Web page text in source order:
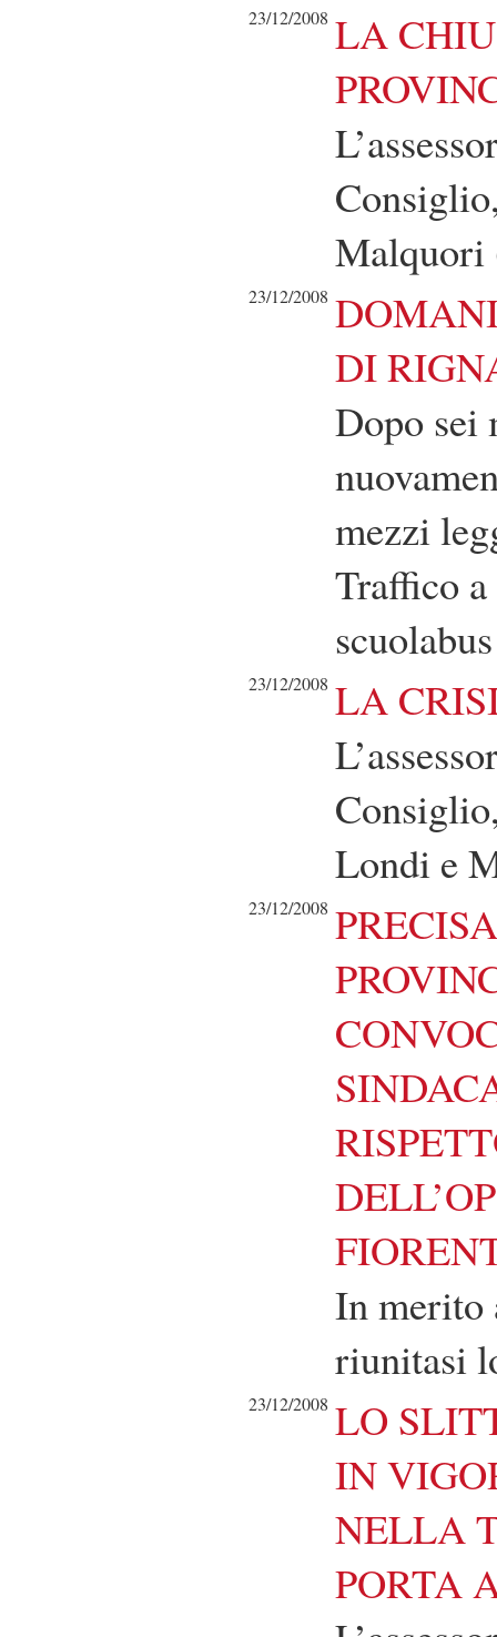
23/12/2008 LA
Malquori
23/12/2008
DI
Dopo sei
mezzi
Traffico
23/12/2008 LA
Londi e
23/12/2008
In merito
riunitasi
23/12/2008 LO
IN
NELLA
PORTA